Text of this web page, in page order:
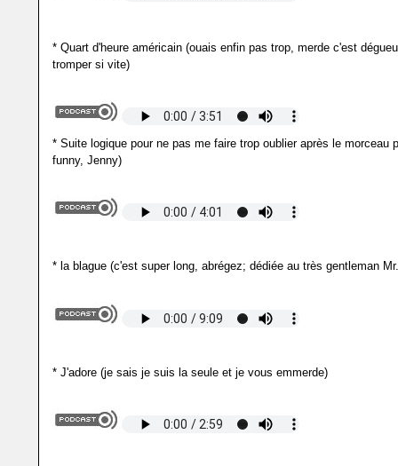
* Quart d'heure américain (ouais enfin pas trop, merde c'est
tromper si vite)
* Suite logique pour ne pas me faire trop oublier après le morceau
funny, Jenny)
* la blague (c'est super long, abrégez; dédiée au très gentleman
* J'adore (je sais je suis la seule et je vous emmerde)